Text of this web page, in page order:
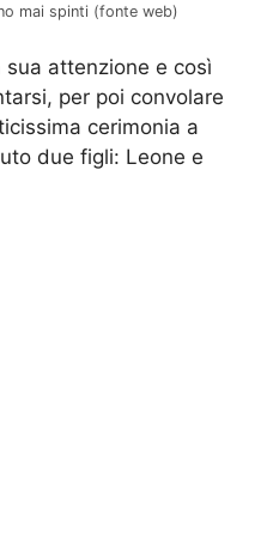
mai spinti (fonte web)
attenzione e così
per poi convolare
cerimonia a
due figli: Leone e